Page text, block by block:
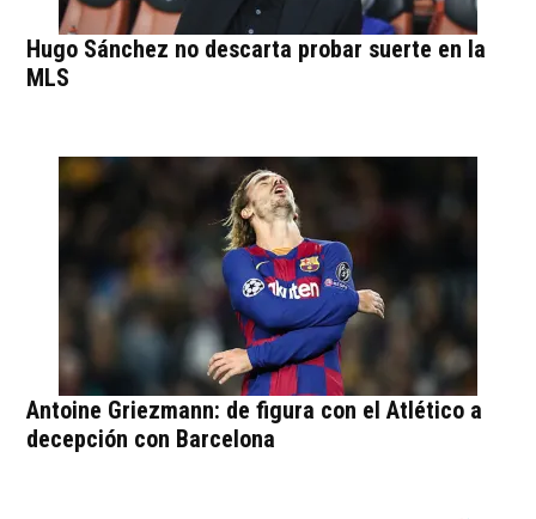
Hugo Sánchez no descarta probar suerte en la
MLS
Antoine Griezmann: de figura con el Atlético a
decepción con Barcelona